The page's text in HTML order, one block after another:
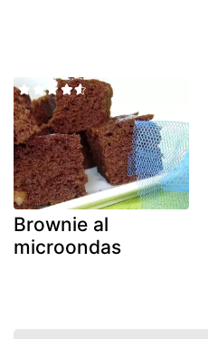
Brownie al
microondas